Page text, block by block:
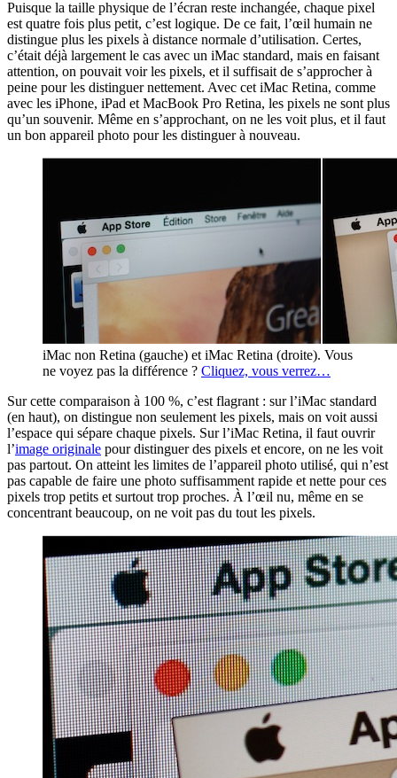
Puisque la taille physique de l’écran reste inchangée, chaque pixel
est quatre fois plus petit, c’est logique. De ce fait, l’œil humain ne
distingue plus les pixels à distance normale d’utilisation. Certes,
c’était déjà largement le cas avec un iMac standard, mais en faisant
attention, on pouvait voir les pixels, et il suffisait de s’approcher à
peine pour les distinguer nettement. Avec cet iMac Retina, comme
avec les iPhone, iPad et MacBook Pro Retina, les pixels ne sont plus
qu’un souvenir. Même en s’approchant, on ne les voit plus, et il faut
un bon appareil photo pour les distinguer à nouveau.
iMac non Retina (gauche) et iMac Retina (droite). Vous
ne voyez pas la différence ? Cliquez, vous verrez…
Sur cette comparaison à 100 %, c’est flagrant : sur l’iMac standard
(en haut), on distingue non seulement les pixels, mais on voit aussi
l’espace qui sépare chaque pixels. Sur l’iMac Retina, il faut ouvrir
l’image originale pour distinguer des pixels et encore, on ne les voit
pas partout. On atteint les limites de l’appareil photo utilisé, qui n’est
pas capable de faire une photo suffisamment rapide et nette pour ces
pixels trop petits et surtout trop proches. À l’œil nu, même en se
concentrant beaucoup, on ne voit pas du tout les pixels.